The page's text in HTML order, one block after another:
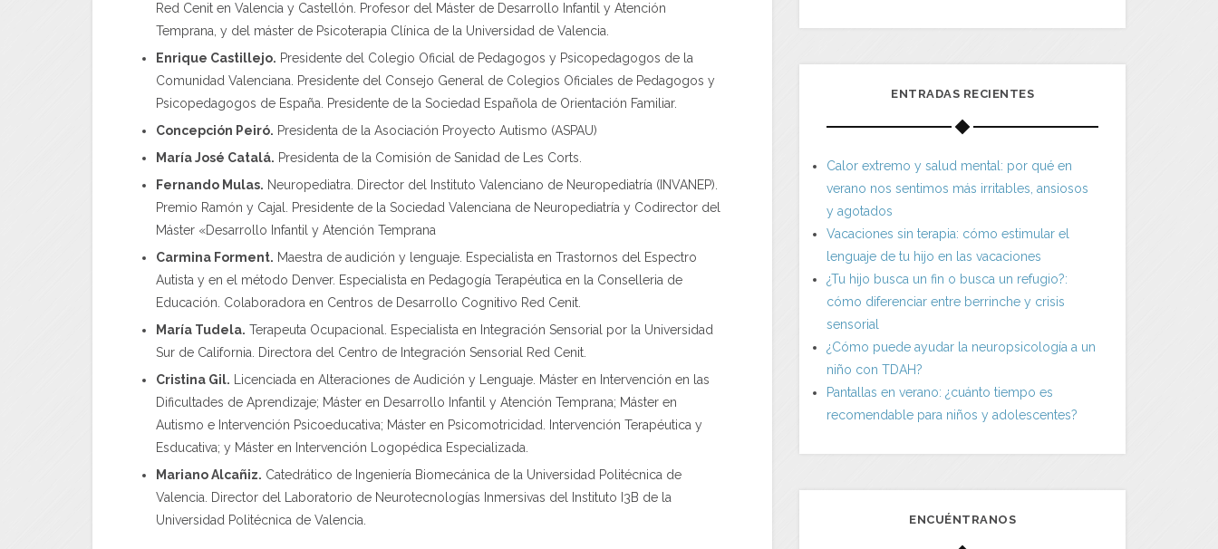
Red Cenit en Valencia y Castellón. Profesor del Máster de Desarrollo Infantil y Atención
Temprana, y del máster de Psicoterapia Clínica de la Universidad de Valencia.
Enrique Castillejo. Presidente del Colegio Oficial de Pedagogos y Psicopedagogos de la
Comunidad Valenciana. Presidente del Consejo General de Colegios Oficiales de Pedagogos y
Psicopedagogos de España. Presidente de la Sociedad Española de Orientación Familiar.
Concepción Peiró. Presidenta de la Asociación Proyecto Autismo (ASPAU)
María José Catalá. Presidenta de la Comisión de Sanidad de Les Corts.
Fernando Mulas. Neuropediatra. Director del Instituto Valenciano de Neuropediatría (INVANEP).
Premio Ramón y Cajal. Presidente de la Sociedad Valenciana de Neuropediatría y Codirector del
Máster «Desarrollo Infantil y Atención Temprana
Carmina Forment. Maestra de audición y lenguaje. Especialista en Trastornos del Espectro
Autista y en el método Denver. Especialista en Pedagogía Terapéutica en la Conselleria de
Educación. Colaboradora en Centros de Desarrollo Cognitivo Red Cenit.
María Tudela. Terapeuta Ocupacional. Especialista en Integración Sensorial por la Universidad
Sur de California. Directora del Centro de Integración Sensorial Red Cenit.
Cristina Gil. Licenciada en Alteraciones de Audición y Lenguaje. Máster en Intervención en las
Dificultades de Aprendizaje; Máster en Desarrollo Infantil y Atención Temprana; Máster en
Autismo e Intervención Psicoeducativa; Máster en Psicomotricidad. Intervención Terapéutica y
Esducativa; y Máster en Intervención Logopédica Especializada.
Mariano Alcañiz. Catedrático de Ingeniería Biomecánica de la Universidad Politécnica de
Valencia. Director del Laboratorio de Neurotecnologías Inmersivas del Instituto I3B de la
Universidad Politécnica de Valencia.
ENTRADAS RECIENTES
Calor extremo y salud mental: por qué en
verano nos sentimos más irritables, ansiosos
y agotados
Vacaciones sin terapia: cómo estimular el
lenguaje de tu hijo en las vacaciones
¿Tu hijo busca un fin o busca un refugio?:
cómo diferenciar entre berrinche y crisis
sensorial
¿Cómo puede ayudar la neuropsicología a un
niño con TDAH?
Pantallas en verano: ¿cuánto tiempo es
recomendable para niños y adolescentes?
ENCUÉNTRANOS